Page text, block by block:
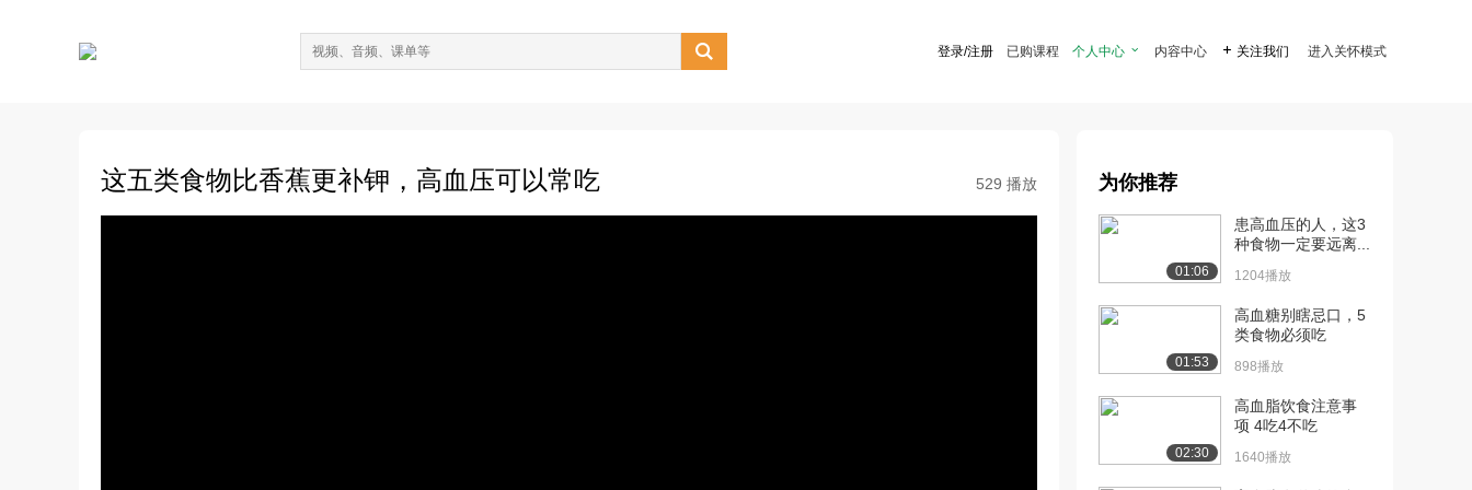
 登录/注册 已购课程 个人中心  内容中心  关注我们 进入关怀模式
这五类食物比香蕉更补钾，高血压可以常吃 529 播放 为你推荐
01:06
患高血压的人，这3
种食物一定要远离...
1204播放
01:53
高血糖别瞎忌口，5
类食物必须吃
898播放
02:30
高血脂饮食注意事
项 4吃4不吃
1640播放